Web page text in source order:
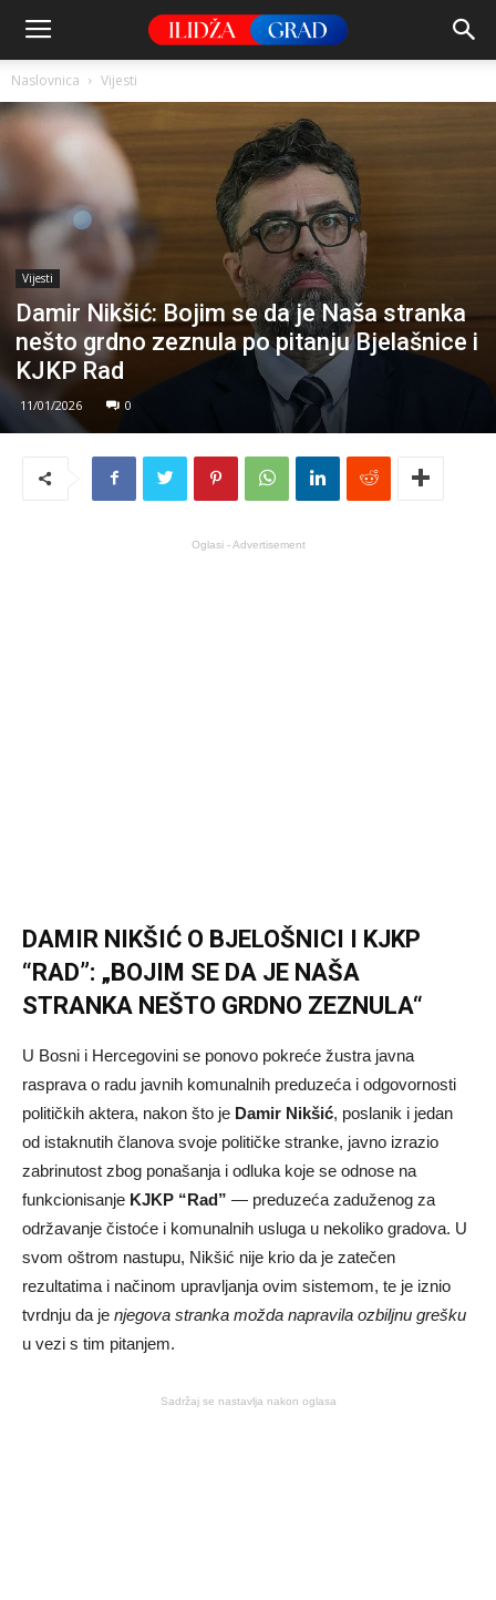
Naslovnica Vijesti
Vijesti
Damir Nikšić: Bojim se da je Naša stranka
nešto grdno zeznula po pitanju Bjelašnice i
KJKP Rad
11/01/2026 0
Oglasi - Advertisement
DAMIR NIKŠIĆ O BJELOŠNICI I KJKP
“RAD”: „BOJIM SE DA JE NAŠA
STRANKA NEŠTO GRDNO ZEZNULA“
U Bosni i Hercegovini se ponovo pokreće žustra javna
rasprava o radu javnih komunalnih preduzeća i odgovornosti
političkih aktera, nakon što je Damir Nikšić, poslanik i jedan
od istaknutih članova svoje političke stranke, javno izrazio
zabrinutost zbog ponašanja i odluka koje se odnose na
funkcionisanje KJKP “Rad” — preduzeća zaduženog za
održavanje čistoće i komunalnih usluga u nekoliko gradova. U
svom oštrom nastupu, Nikšić nije krio da je zatečen
rezultatima i načinom upravljanja ovim sistemom, te je iznio
tvrdnju da je njegova stranka možda napravila ozbiljnu grešku
u vezi s tim pitanjem.
Sadržaj se nastavlja nakon oglasa